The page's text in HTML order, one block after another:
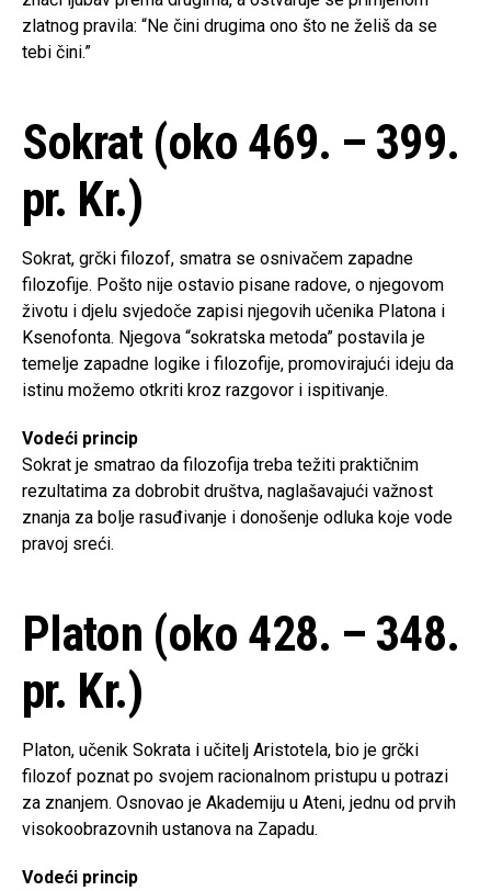
zlatnog pravila: “Ne čini drugima ono što ne želiš da se
tebi čini.”
Sokrat (oko 469. – 399.
pr. Kr.)
Sokrat, grčki filozof, smatra se osnivačem zapadne
filozofije. Pošto nije ostavio pisane radove, o njegovom
životu i djelu svjedoče zapisi njegovih učenika Platona i
Ksenofonta. Njegova “sokratska metoda” postavila je
temelje zapadne logike i filozofije, promovirajući ideju da
istinu možemo otkriti kroz razgovor i ispitivanje.
Vodeći princip
Sokrat je smatrao da filozofija treba težiti praktičnim
rezultatima za dobrobit društva, naglašavajući važnost
znanja za bolje rasuđivanje i donošenje odluka koje vode
pravoj sreći.
Platon (oko 428. – 348.
pr. Kr.)
Platon, učenik Sokrata i učitelj Aristotela, bio je grčki
filozof poznat po svojem racionalnom pristupu u potrazi
za znanjem. Osnovao je Akademiju u Ateni, jednu od prvih
visokoobrazovnih ustanova na Zapadu.
Vodeći princip